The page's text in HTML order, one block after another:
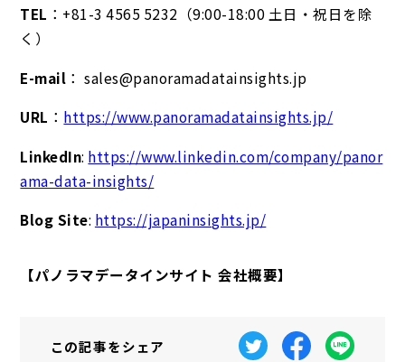
TEL ：+81-3 4565 5232（9:00-18:00 土日・祝日を除
く）
E-mail ： sales@panoramadatainsights.jp
URL ： https://www.panoramadatainsights.jp/
LinkedIn: https://www.linkedin.com/company/panor
ama-data-insights/
Blog Site: https://japaninsights.jp/
【パノラマデータインサイト 会社概要】
この記事をシェア